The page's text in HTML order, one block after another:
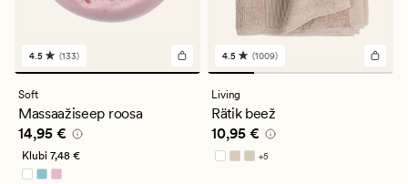
133
arvustust
keskmise
hinnanguga
4.5
4.5 (133)
Soft
Massaažiseep roosa
Pris_ee 14,95 €
14,95 €
Klubi 7,48 €
1009
arvustust
keskmise
hinnanguga
4.5
4.5 (1009)
Living
Rätik beež
Pris_ee 10,95 €
10,95 €
+5
Saadaval rohkemates värvitoonides